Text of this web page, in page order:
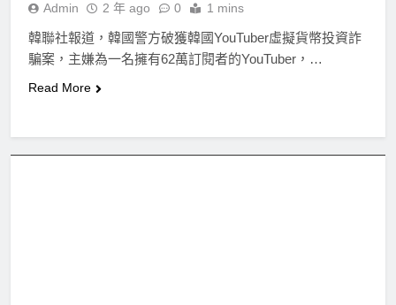
Admin 2 年 ago 0 1 mins
韓聯社報道，韓國警方破獲韓國YouTuber虛擬貨幣投資詐
騙案，主嫌為一名擁有62萬訂閱者的YouTuber，…
Read More